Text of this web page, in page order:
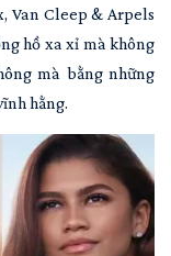
Van Cleep & Arpels
hồ xa xỉ mà không
mà bằng những
hằng.